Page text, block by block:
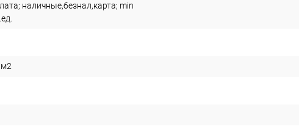
наличные,безнал,карта; min